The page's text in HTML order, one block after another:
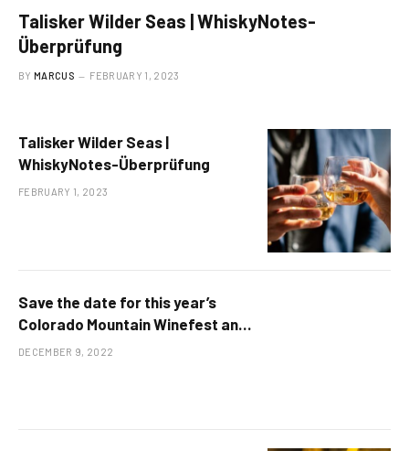
Talisker Wilder Seas | WhiskyNotes-
Überprüfung
BY MARCUS FEBRUARY 1, 2023
Talisker Wilder Seas |
WhiskyNotes-Überprüfung
FEBRUARY 1, 2023
Save the date for this year’s
Colorado Mountain Winefest and
Colorado Wine Week!
DECEMBER 9, 2022